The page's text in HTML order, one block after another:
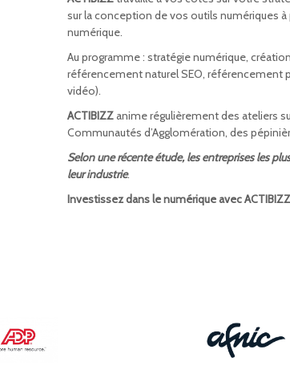
sur la conception de vos outils numériques
numérique.
Au programme : stratégie numérique,
référencement naturel SEO, référencement
vidéo).
ACTIBIZZanime régulièrement des ateliers
Communautés d’Agglomération, des
Selon une récente étude, les entreprises les
leur industrie.
Investissez dans le numérique avec